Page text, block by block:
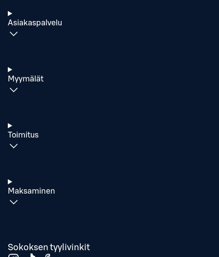
Asiakaspalvelu
Myymälät
Toimitus
Maksaminen
Sokoksen tyylivinkit